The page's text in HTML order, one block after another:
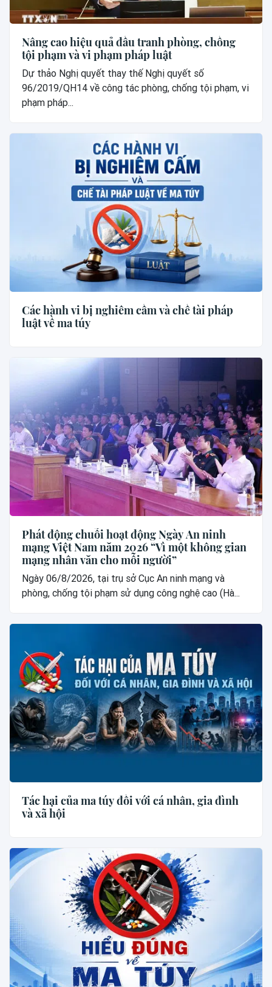
Nâng cao hiệu quả đấu tranh phòng, chống
tội phạm và vi phạm pháp luật
Dự thảo Nghị quyết thay thế Nghị quyết số
96/2019/QH14 về công tác phòng, chống tội phạm, vi
phạm pháp...
Các hành vi bị nghiêm cấm và chế tài pháp
luật về ma túy
Phát động chuỗi hoạt động Ngày An ninh
mạng Việt Nam năm 2026 “Vì một không gian
mạng nhân văn cho mỗi người”
Ngày 06/8/2026, tại trụ sở Cục An ninh mạng và
phòng, chống tội phạm sử dụng công nghệ cao (Hà...
Tác hại của ma túy đối với cá nhân, gia đình
và xã hội